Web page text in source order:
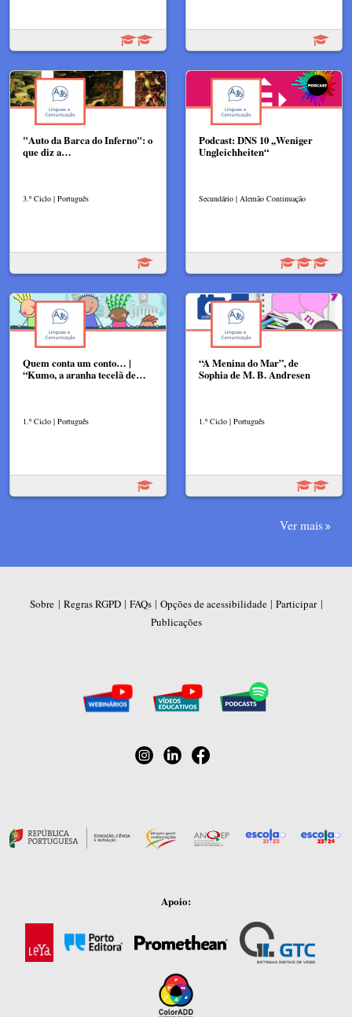
"Auto da Barca do Inferno": o
que diz a…
3.º Ciclo | Português
Podcast: DNS 10 ,,Weniger
Ungleichheiten“
Secundário | Alemão Continuação
Quem conta um conto… |
“Kumo, a aranha tecelã de…
1.º Ciclo | Português
“A Menina do Mar”, de
Sophia de M. B. Andresen
1.º Ciclo | Português
Ver mais
Sobre | Regras RGPD| FAQs| Opções de acessibilidade| Participar|
Publicações
Apoio: